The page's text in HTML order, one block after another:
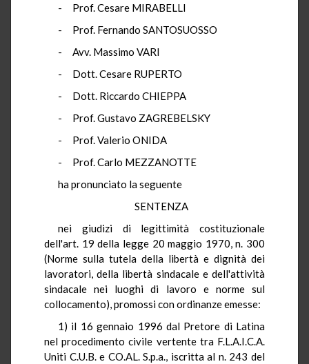
- Prof. Cesare MIRABELLI
- Prof. Fernando SANTOSUOSSO
- Avv. Massimo VARI
- Dott. Cesare RUPERTO
- Dott. Riccardo CHIEPPA
- Prof. Gustavo ZAGREBELSKY
- Prof. Valerio ONIDA
- Prof. Carlo MEZZANOTTE
ha pronunciato la seguente
SENTENZA
nei giudizi di legittimità costituzionale
dell'art. 19 della legge 20 maggio 1970, n. 300
(Norme sulla tutela della libertà e dignità dei
lavoratori, della libertà sindacale e dell'attività
sindacale nei luoghi di lavoro e norme sul
collocamento), promossi con ordinanze emesse:
1) il 16 gennaio 1996 dal Pretore di Latina
nel procedimento civile vertente tra F.L.A.I.C.A.
Uniti C.U.B. e CO.AL. S.p.a., iscritta al n. 243 del